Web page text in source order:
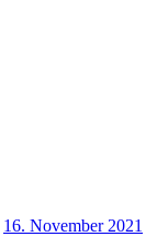
16. November 2021